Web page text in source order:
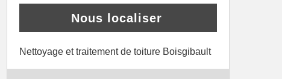
Nous localiser
Nettoyage et traitement de toiture Boisgibault